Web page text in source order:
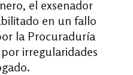
el exsenador
en un fallo
la Procuraduría
irregularidades